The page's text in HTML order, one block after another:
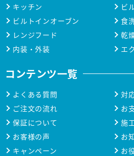
キッチン
ビ
ビルトインオーブン
食
レンジフード
乾
内装・外装
エ
コンテンツ一覧
よくある質問
対
ご注文の流れ
お
保証について
施
お客様の声
お
キャンペーン
お